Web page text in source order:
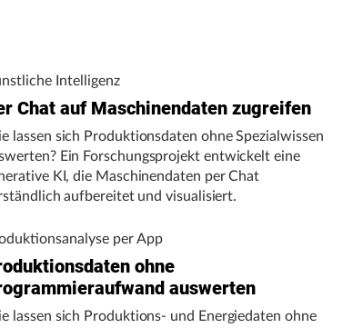
Intelligenz
Chat auf Maschinendaten zugreifen
lassen sich Produktionsdaten ohne Spezialwissen
Ein Forschungsprojekt entwickelt eine
KI, die Maschinendaten per Chat
aufbereitet und visualisiert.
per App
ohne
auswerten
lassen sich Produktions- und Energiedaten ohne